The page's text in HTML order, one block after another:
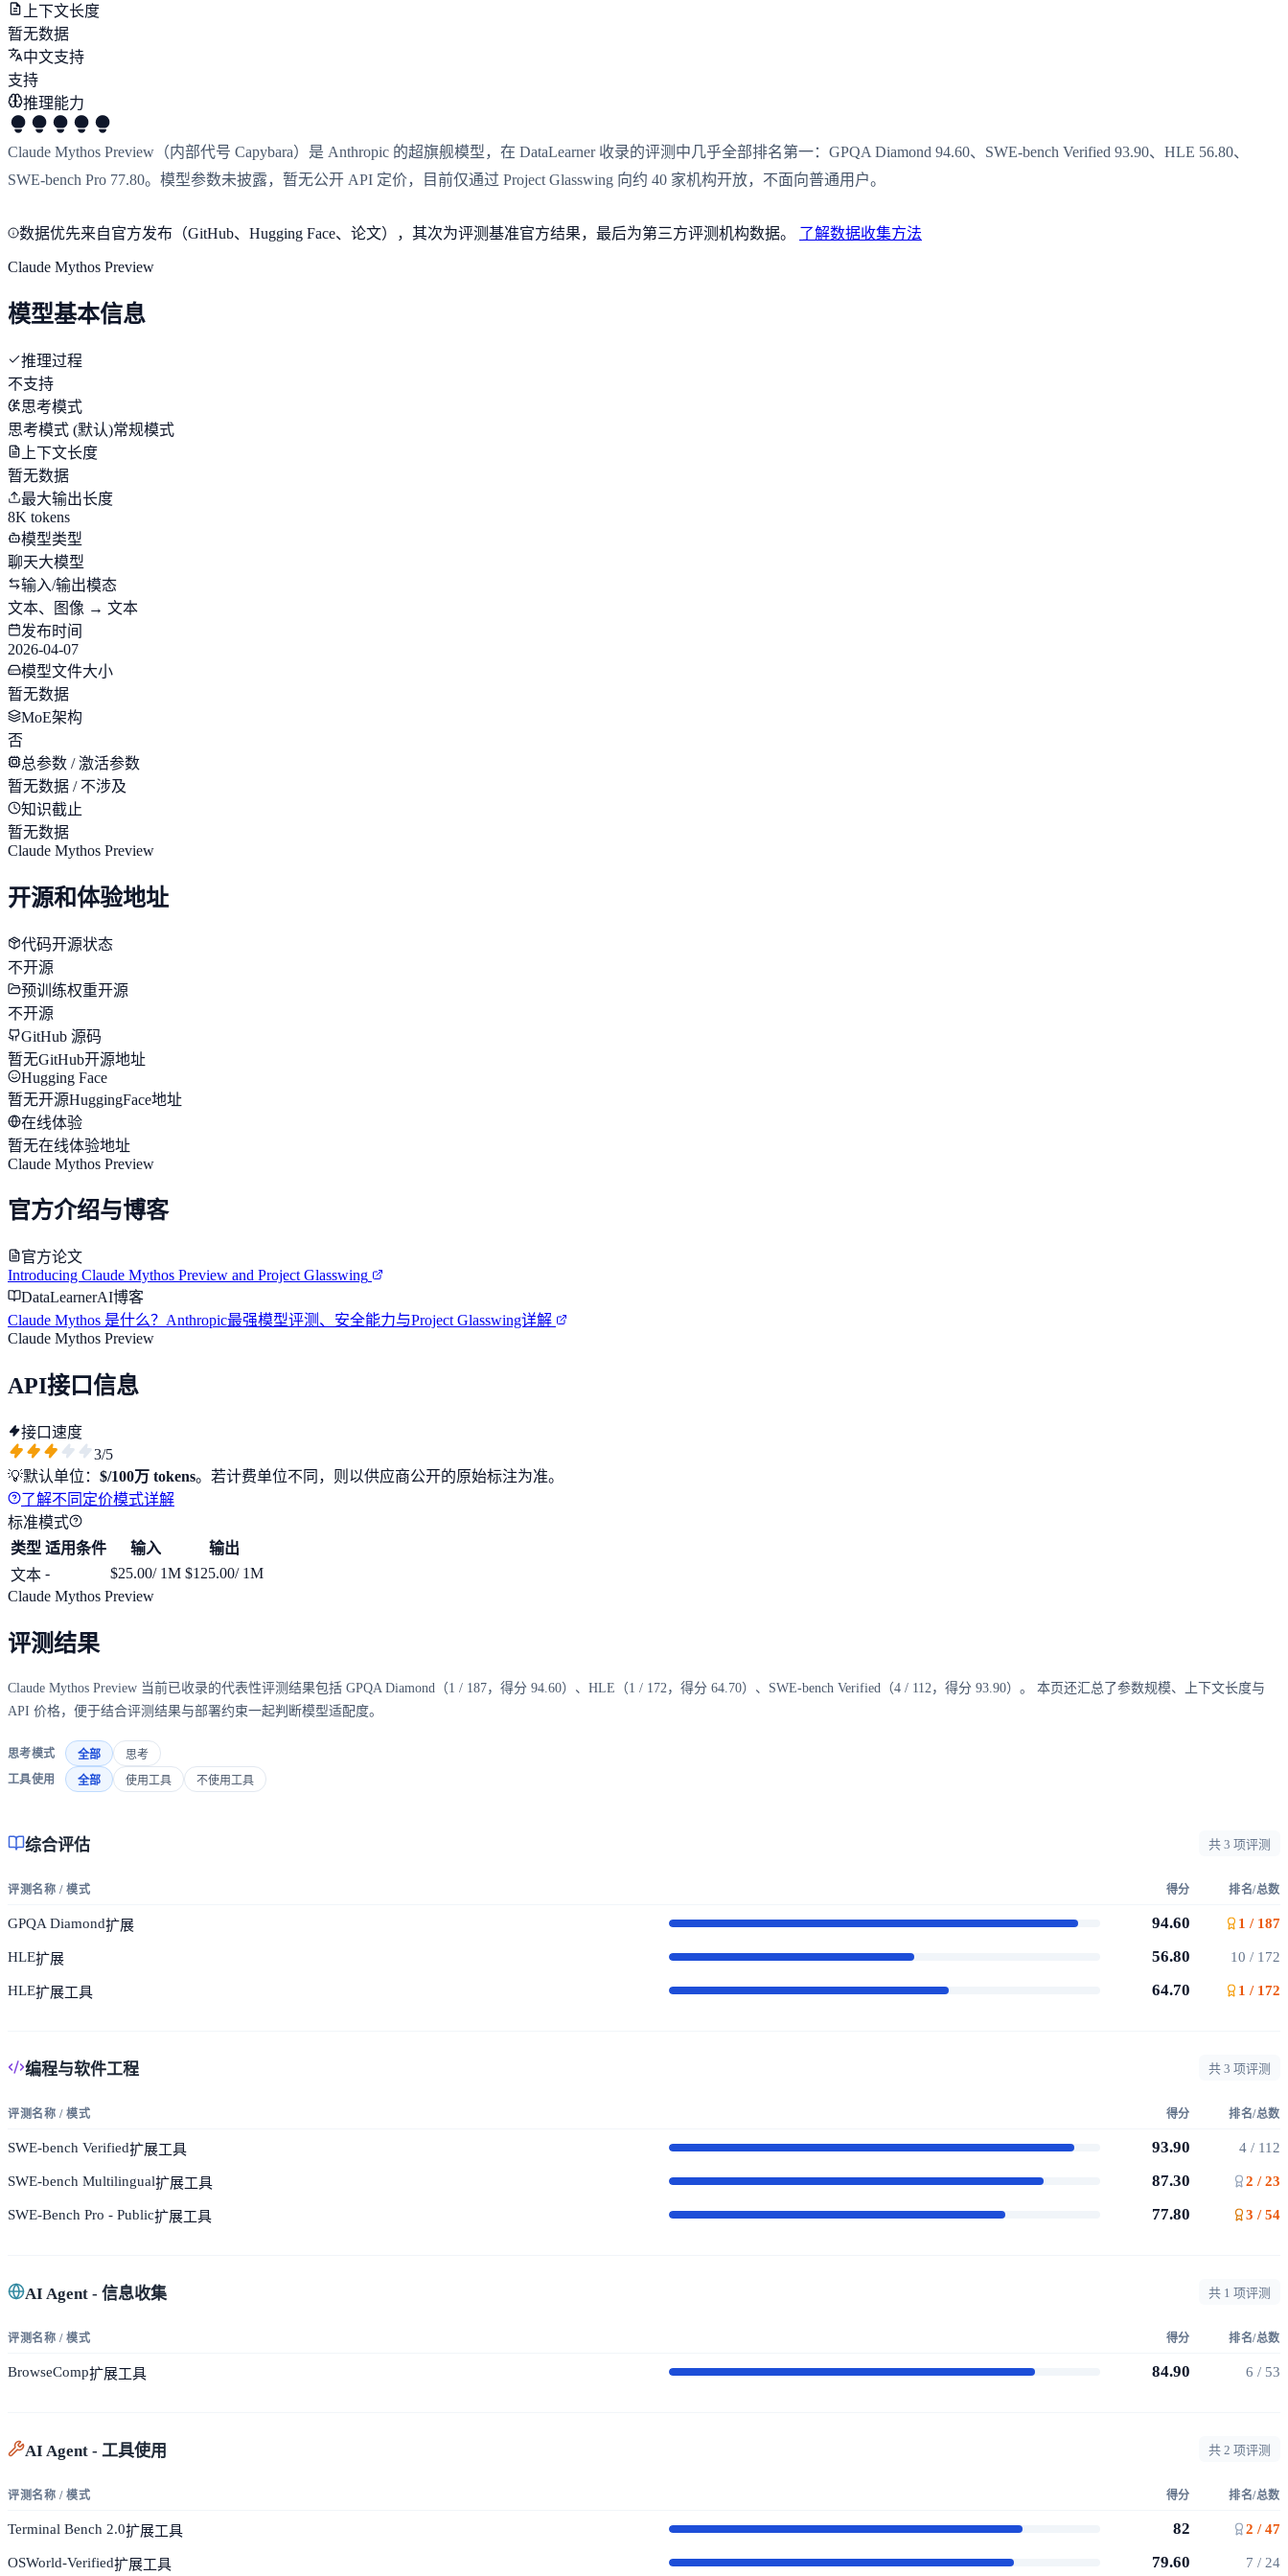
上下文长度
暂无数据
中文支持
支持
推理能力
Claude Mythos Preview（内部代号 Capybara）是 Anthropic 的超旗舰模型，在 DataLearner 收录的评测中几乎全部排名第一：GPQA Diamond 94.60、SWE-bench Verified 93.90、HLE 56.80、
SWE-bench Pro 77.80。模型参数未披露，暂无公开 API 定价，目前仅通过 Project Glasswing 向约 40 家机构开放，不面向普通用户。
数据优先来自官方发布（GitHub、Hugging Face、论文），其次为评测基准官方结果，最后为第三方评测机构数据。 了解数据收集方法
Claude Mythos Preview
模型基本信息
推理过程
不支持
思考模式
思考模式 (默认)常规模式
上下文长度
暂无数据
最大输出长度
8K tokens
模型类型
聊天大模型
输入/输出模态
文本、图像 → 文本
发布时间
2026-04-07
模型文件大小
暂无数据
MoE架构
否
总参数 / 激活参数
暂无数据 / 不涉及
知识截止
暂无数据
Claude Mythos Preview
开源和体验地址
代码开源状态
不开源
预训练权重开源
不开源
GitHub 源码
暂无GitHub开源地址
Hugging Face
暂无开源HuggingFace地址
在线体验
暂无在线体验地址
Claude Mythos Preview
官方介绍与博客
官方论文
Introducing Claude Mythos Preview and Project Glasswing
DataLearnerAI博客
Claude Mythos 是什么？Anthropic最强模型评测、安全能力与Project Glasswing详解
Claude Mythos Preview
API接口信息
接口速度
3/5
💡默认单位： $/100万 tokens。若计费单位不同，则以供应商公开的原始标注为准。
了解不同定价模式详解
标准模式
类型 适用条件 输入
输出
文本 - $25.00/ 1M $125.00/ 1M
Claude Mythos Preview
评测结果
Claude Mythos Preview 当前已收录的代表性评测结果包括 GPQA Diamond（1 / 187，得分 94.60）、HLE（1 / 172，得分 64.70）、SWE-bench Verified（4 / 112，得分 93.90）。 本页还汇总了参数规模、上下文长度与
API 价格，便于结合评测结果与部署约束一起判断模型适配度。
思考模式 全部
思考
工具使用
全部 使用工具 不使用工具
综合评估 共 3 项评测
评测名称 / 模式 得分 排名/总数
GPQA Diamond扩展 94.60 1 / 187
HLE扩展 56.80 10 / 172
HLE扩展工具 64.70 1 / 172
编程与软件工程 共 3 项评测
评测名称 / 模式 得分 排名/总数
SWE-bench Verified扩展工具 93.90 4 / 112
SWE-bench Multilingual扩展工具 87.30 2 / 23
SWE-Bench Pro - Public扩展工具 77.80 3 / 54
AI Agent - 信息收集 共 1 项评测
评测名称 / 模式 得分 排名/总数
BrowseComp扩展工具 84.90 6 / 53
AI Agent - 工具使用 共 2 项评测
评测名称 / 模式 得分 排名/总数
Terminal Bench 2.0扩展工具 82 2 / 47
OSWorld-Verified扩展工具 79.60 7 / 24